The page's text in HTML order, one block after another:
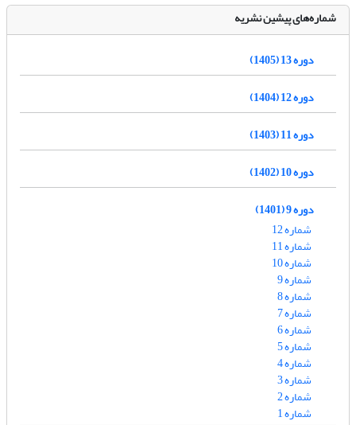
شماره‌های پیشین نشریه
دوره 13 (1405)
دوره 12 (1404)
دوره 11 (1403)
دوره 10 (1402)
دوره 9 (1401)
شماره 12
شماره 11
شماره 10
شماره 9
شماره 8
شماره 7
شماره 6
شماره 5
شماره 4
شماره 3
شماره 2
شماره 1